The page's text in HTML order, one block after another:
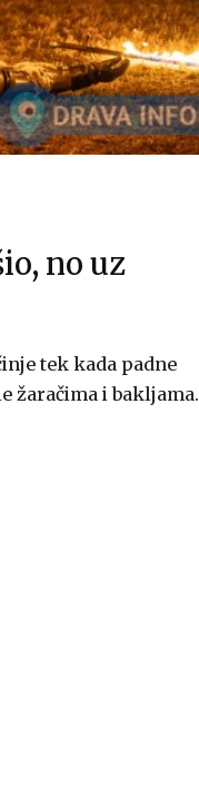
no uz
tek kada padne
žaračima i bakljama.